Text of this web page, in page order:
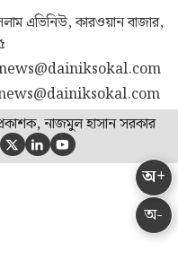
অ-
অ+
এভিনিউ, কারওয়ান বাজার,
নাজমুল হাসান সরকার
  